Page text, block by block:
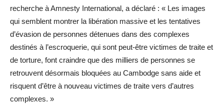
recherche à Amnesty International, a déclaré : « Les images
qui semblent montrer la libération massive et les tentatives
d’évasion de personnes détenues dans des complexes
destinés à l’escroquerie, qui sont peut-être victimes de traite et
de torture, font craindre que des milliers de personnes se
retrouvent désormais bloquées au Cambodge sans aide et
risquent d’être à nouveau victimes de traite vers d’autres
complexes. »